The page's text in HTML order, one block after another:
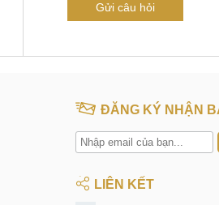
Gửi câu hỏi
ĐĂNG KÝ NHẬN
LIÊN KẾT